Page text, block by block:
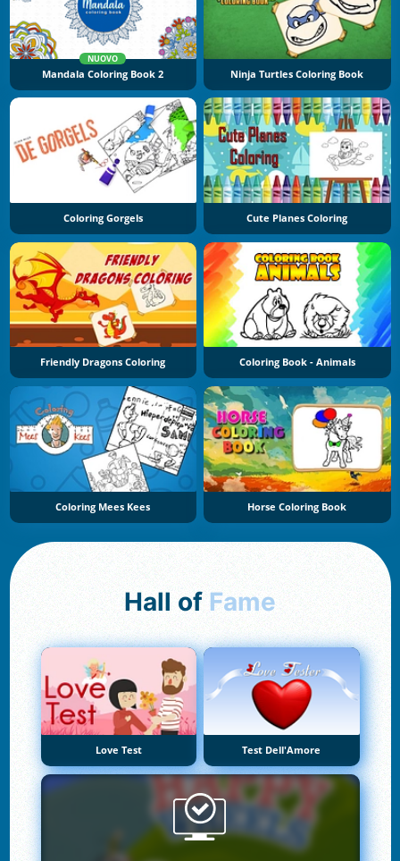
NUOVO
Mandala Coloring Book 2 Ninja Turtles Coloring Book
Coloring Gorgels Cute Planes Coloring
Friendly Dragons Coloring Coloring Book - Animals
Coloring Mees Kees Horse Coloring Book
Hall of Fame
Love Test Test Dell'Amore